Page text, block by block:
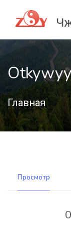
Главная
Просмотр